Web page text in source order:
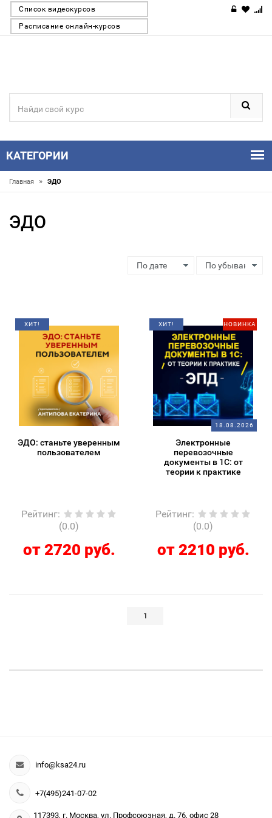
Список видеокурсов
Расписание онлайн-курсов
КАТЕГОРИИ
Главная » ЭДО
ЭДО
ХИТ!
ЭДО: станьте уверенным
пользователем
Рейтинг:
(0.0)
от 2720 руб.
НОВИНКА
ХИТ!
18.08.2026
Электронные
перевозочные
документы в 1С: от
теории к практике
Рейтинг:
(0.0)
от 2210 руб.
1
info@ksa24.ru
+7(495)241-07-02
117393, г. Москва, ул. Профсоюзная, д. 76, офис 28